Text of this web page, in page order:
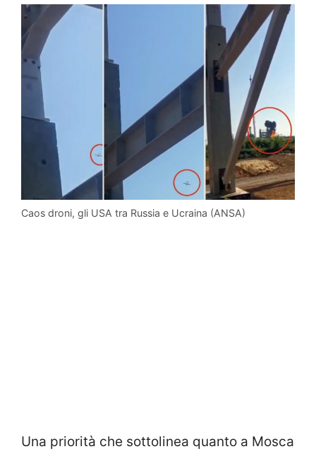
Caos droni, gli USA tra Russia e Ucraina (ANSA)
Una priorità che sottolinea quanto a Mosca